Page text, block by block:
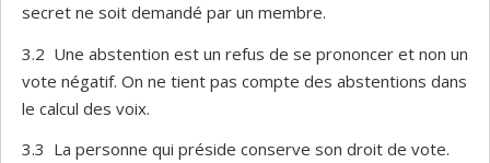
secret ne soit demandé par un membre.
3.2 Une abstention est un refus de se prononcer et non un
vote négatif. On ne tient pas compte des abstentions dans
le calcul des voix.
3.3 La personne qui préside conserve son droit de vote.